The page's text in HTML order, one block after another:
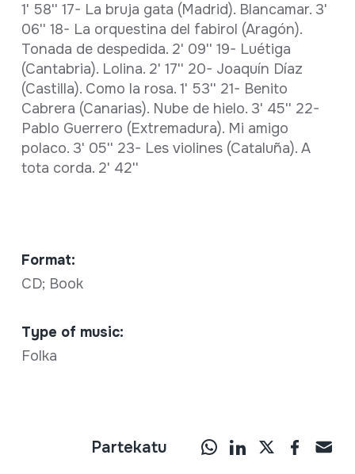
1' 58'' 17- La bruja gata (Madrid). Blancamar. 3'
06'' 18- La orquestina del fabirol (Aragón).
Tonada de despedida. 2' 09'' 19- Luétiga
(Cantabria). Lolina. 2' 17'' 20- Joaquín Díaz
(Castilla). Como la rosa. 1' 53'' 21- Benito
Cabrera (Canarias). Nube de hielo. 3' 45'' 22-
Pablo Guerrero (Extremadura). Mi amigo
polaco. 3' 05'' 23- Les violines (Cataluña). A
tota corda. 2' 42''
Format:
CD; Book
Type of music:
Folka
Partekatu